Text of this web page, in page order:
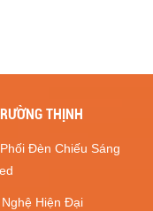
THỊNH
Đèn Chiếu Sáng
Hiện Đại